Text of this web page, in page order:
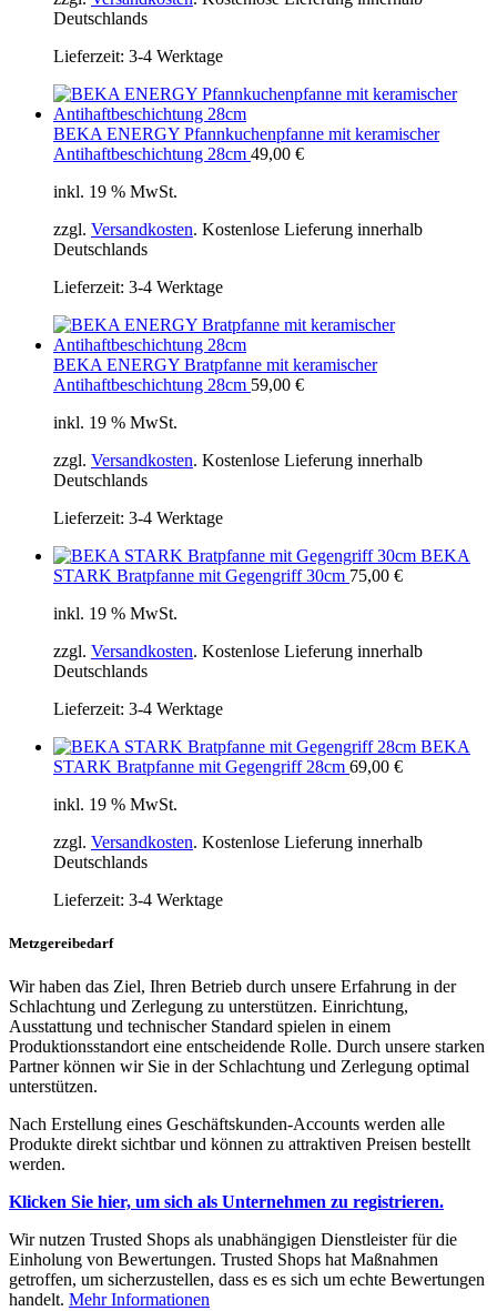
Deutschlands
Lieferzeit: 3-4 Werktage
BEKA ENERGY Pfannkuchenpfanne mit keramischer
Antihaftbeschichtung 28cm 49,00 €
inkl. 19 % MwSt.
zzgl. Versandkosten. Kostenlose Lieferung innerhalb
Deutschlands
Lieferzeit: 3-4 Werktage
BEKA ENERGY Bratpfanne mit keramischer
Antihaftbeschichtung 28cm 59,00 €
inkl. 19 % MwSt.
zzgl. Versandkosten. Kostenlose Lieferung innerhalb
Deutschlands
Lieferzeit: 3-4 Werktage
BEKA
STARK Bratpfanne mit Gegengriff 30cm 75,00 €
inkl. 19 % MwSt.
zzgl. Versandkosten. Kostenlose Lieferung innerhalb
Deutschlands
Lieferzeit: 3-4 Werktage
BEKA
STARK Bratpfanne mit Gegengriff 28cm 69,00 €
inkl. 19 % MwSt.
zzgl. Versandkosten. Kostenlose Lieferung innerhalb
Deutschlands
Lieferzeit: 3-4 Werktage
Metzgereibedarf
Wir haben das Ziel, Ihren Betrieb durch unsere Erfahrung in der
Schlachtung und Zerlegung zu unterstützen. Einrichtung,
Ausstattung und technischer Standard spielen in einem
Produktionsstandort eine entscheidende Rolle. Durch unsere starken
Partner können wir Sie in der Schlachtung und Zerlegung optimal
unterstützen.
Nach Erstellung eines Geschäftskunden-Accounts werden alle
Produkte direkt sichtbar und können zu attraktiven Preisen bestellt
werden.
Klicken Sie hier, um sich als Unternehmen zu registrieren.
Wir nutzen Trusted Shops als unabhängigen Dienstleister für die
Einholung von Bewertungen. Trusted Shops hat Maßnahmen
getroffen, um sicherzustellen, dass es es sich um echte Bewertungen
handelt. Mehr Informationen